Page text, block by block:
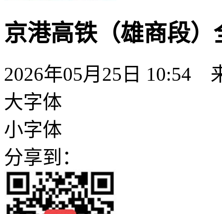
京港高铁（雄商段
2026年05月25日 10:54
大字体
小字体
分享到：